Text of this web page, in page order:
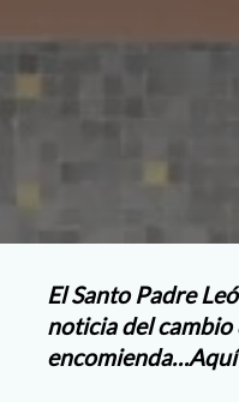
El Santo Padre
noticia del cambio